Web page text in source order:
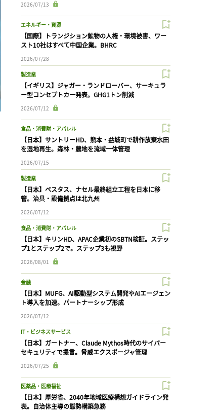
2026/07/13
エネルギー・資源
【国際】トランジション鉱物の人権・環境被害、ワー
スト10社はすべて中国企業。BHRC
2026/07/28
製造業
【イギリス】ジャガー・ランドローバー、サーキュラ
ー型コンセプトカー発表。GHG1トン削減
2026/07/12
食品・消費財・アパレル
【日本】サントリーHD、熊本・益城町で耕作放棄水田
を湿地再生。森林・農地を流域一体管理
2026/07/15
製造業
【日本】ベスタス、ナセル最終組立工程を日本に移
管。治具・設備拠点は北九州
2026/07/12
食品・消費財・アパレル
【日本】キリンHD、APAC企業初のSBTN検証。ステッ
プ1とステップ2で。ステップ3も視野
2026/08/01
金融
【日本】MUFG、AI駆動型システム開発やAIエージェン
ト導入を加速。パートナーシップ形成
2026/07/12
IT・ビジネスサービス
【日本】ガートナー、Claude Mythos時代のサイバー
セキュリティで提言。脅威エクスポージャ管理
2026/07/25
医薬品・医療福祉
【日本】厚労省、2040年地域医療構想ガイドライン発
表。自治体主導の態勢構築急務